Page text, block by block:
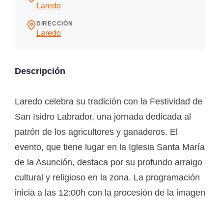
Laredo
DIRECCIÓN
Laredo
Descripción
Laredo celebra su tradición con la Festividad de
San Isidro Labrador, una jornada dedicada al
patrón de los agricultores y ganaderos. El
evento, que tiene lugar en la Iglesia Santa María
de la Asunción, destaca por su profundo arraigo
cultural y religioso en la zona. La programación
inicia a las 12:00h con la procesión de la imagen